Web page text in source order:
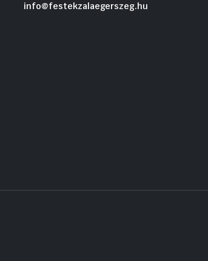
info@festekzalaegerszeg.hu